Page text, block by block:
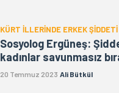
KÜRT İLLERİNDE ERKEK
Sosyolog Ergüneş:
kadınlar savunmasız
20 Temmuz 2023 Ali Bütkül